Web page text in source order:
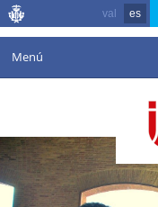
val es
Menú
Agenda
Instalaciones